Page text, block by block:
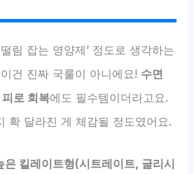
림 잡는 영양제’ 정도로 생각하는
건 진짜 국룰이 아니에요! 수면
로 회복에도 필수템이더라고요.
확 달라진 게 체감될 정도였어요.
은 킬레이트형(시트레이트, 글리시